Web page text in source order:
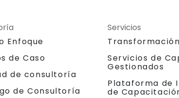
Enfoque
de Caso
de consultoría
de Consultoría
Servicios
Servicios de
Gestionados
Plataforma de
de